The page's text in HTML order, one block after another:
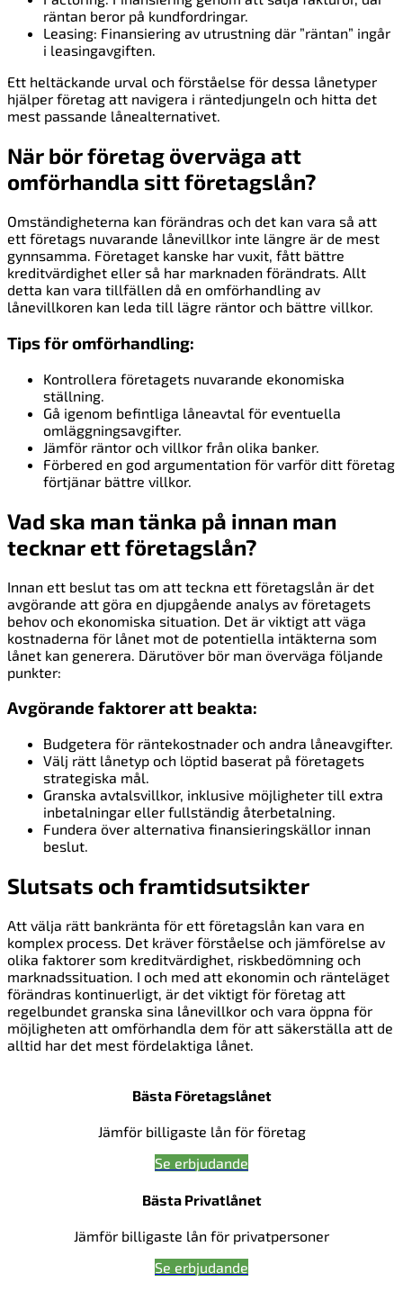
räntan beror på kundfordringar.
Leasing: Finansiering av utrustning där ”räntan” ingår
i leasingavgiften.
Ett heltäckande urval och förståelse för dessa lånetyper
hjälper företag att navigera i räntedjungeln och hitta det
mest passande lånealternativet.
När bör företag överväga att
omförhandla sitt företagslån?
Omständigheterna kan förändras och det kan vara så att
ett företags nuvarande lånevillkor inte längre är de mest
gynnsamma. Företaget kanske har vuxit, fått bättre
kreditvärdighet eller så har marknaden förändrats. Allt
detta kan vara tillfällen då en omförhandling av
lånevillkoren kan leda till lägre räntor och bättre villkor.
Tips för omförhandling:
Kontrollera företagets nuvarande ekonomiska
ställning.
Gå igenom befintliga låneavtal för eventuella
omläggningsavgifter.
Jämför räntor och villkor från olika banker.
Förbered en god argumentation för varför ditt företag
förtjänar bättre villkor.
Vad ska man tänka på innan man
tecknar ett företagslån?
Innan ett beslut tas om att teckna ett företagslån är det
avgörande att göra en djupgående analys av företagets
behov och ekonomiska situation. Det är viktigt att väga
kostnaderna för lånet mot de potentiella intäkterna som
lånet kan generera. Därutöver bör man överväga följande
punkter:
Avgörande faktorer att beakta:
Budgetera för räntekostnader och andra låneavgifter.
Välj rätt lånetyp och löptid baserat på företagets
strategiska mål.
Granska avtalsvillkor, inklusive möjligheter till extra
inbetalningar eller fullständig återbetalning.
Fundera över alternativa finansieringskällor innan
beslut.
Slutsats och framtidsutsikter
Att välja rätt bankränta för ett företagslån kan vara en
komplex process. Det kräver förståelse och jämförelse av
olika faktorer som kreditvärdighet, riskbedömning och
marknadssituation. I och med att ekonomin och ränteläget
förändras kontinuerligt, är det viktigt för företag att
regelbundet granska sina lånevillkor och vara öppna för
möjligheten att omförhandla dem för att säkerställa att de
alltid har det mest fördelaktiga lånet.
Bästa Företagslånet
Jämför billigaste lån för företag
Se erbjudande
Bästa Privatlånet
Jämför billigaste lån för privatpersoner
Se erbjudande